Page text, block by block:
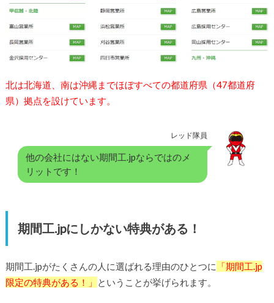
北は北海道、南は沖縄までほぼすべての都道府県（47都道府
県）拠点を設けています。
レッド隊員
他の会社にはない期間工.jpならではのメ
リットです！
期間工.jpにしかない特典がある！
期間工.jpがたくさんの人に選ばれる理由のひとつに
「期間工.jp
限定の特典がある！」
ということが挙げられます。